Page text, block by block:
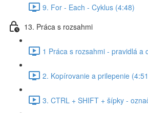
9. For - Each - Cyklus (4:48)
13. Práca s rozsahmi
1 Práca s rozsahmi - pravidlá a
2. Kopírovanie a prilepenie
3. CTRL + SHIFT + šípky -